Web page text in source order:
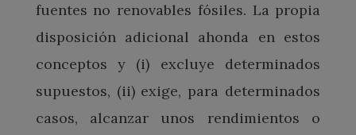
fuentes no renovables fósiles. La propia
disposición adicional ahonda en estos
conceptos y (i) excluye determinados
supuestos, (ii) exige, para determinados
casos, alcanzar unos rendimientos o